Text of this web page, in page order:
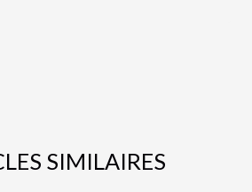
SIMILAIRES